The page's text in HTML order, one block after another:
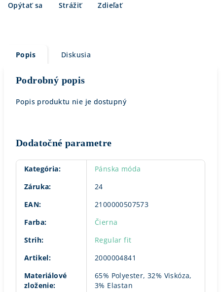
Opýtať sa Strážiť Zdieľať
Popis Diskusia
Podrobný popis
Popis produktu nie je dostupný
Dodatočné parametre
Kategória:
Pánska móda
Záruka:
24
EAN:
2100000507573
Farba:
Čierna
Strih:
Regular fit
Artikel:
2000004841
Materiálové
zloženie:
65% Polyester, 32% Viskóza,
3% Elastan